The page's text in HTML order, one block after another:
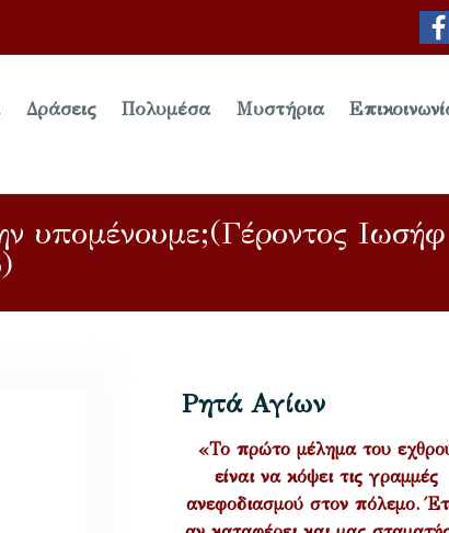
Δράσεις Πολυμέσα Μυστήρια
υπομένουμε;(Γέροντος Ιωσήφ
Ρητά Αγίων
«Το πρώτο μέλημα του
είναι να κόψει τις γραμμές
ανεφοδιασμού στον πόλεμο.